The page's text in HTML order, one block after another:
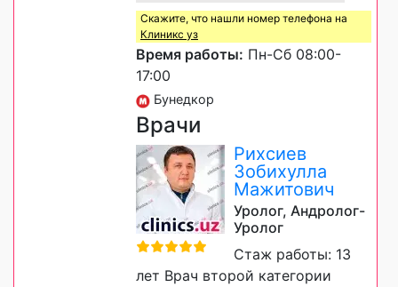
Скажите, что нашли номер телефона на
Клиникс уз
Время работы: Пн-Сб 08:00-
17:00
Бунедкор
Врачи
Рихсиев
Зобихулла
Мажитович
Уролог, Андролог-
Уролог
Стаж работы: 13
лет Врач второй категории